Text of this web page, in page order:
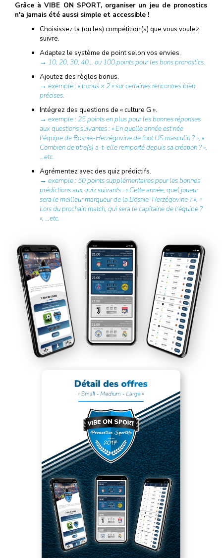
Grâce à VIBE ON SPORT, organiser un jeu de pronostics
n'a jamais été aussi simple et accessible !
Choisissez la (ou les) compétition(s) que vous voulez
suivre.
Adaptez le système de point selon vos envies.
→ 10, 20, 30, 40… ou 100 points pour les bons pronostics.
Ajoutez des règles bonus.
→ exemple : « bonus × 2 » sur certaines rencontres bien
précises.
Intégrez des questions de « culture G ».
→ exemple : 25 points en plus pour les bonnes réponses
aux questions suivantes : « En quelle année est née
l'équipe de Bosnie-Herzégovine de foot US masculin ? », «
Combien de titre(s) a-t-elle remporté depuis sa création ? »,
…etc.
Agrémentez avec des quiz prédictifs.
→ exemple : 50 points supplémentaires pour les bonnes
prédictions aux quiz suivants : « Cette année, quel joueur
sera le meilleur marqueur de la Bosnie-Herzégovine ? », «
Lors du prochain match, qui sera le capitaine de l'équipe ?
», …etc.